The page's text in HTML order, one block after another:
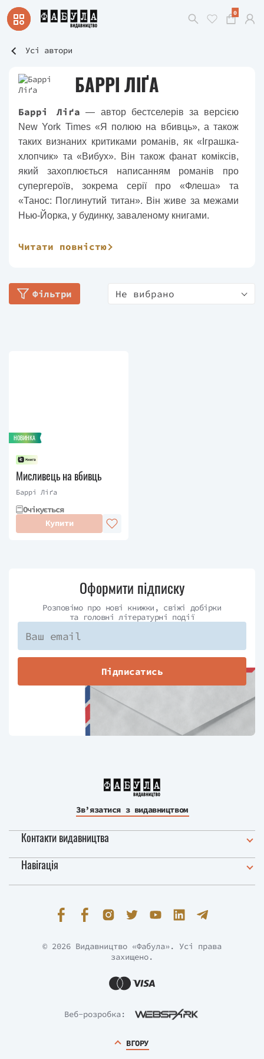
0
Усі автори
БАРРІ ЛІҐА
Баррі Ліґа — автор бестселерів за версією
New York Times «Я полюю на вбивць», а також
таких визнаних критиками романів, як «Іграшка-
хлопчик» та «Вибух». Він також фанат коміксів,
який захоплюється написанням романів про
супергероїв, зокрема серії про «Флеша» та
«Танос: Поглинутий титан». Він живе за межами
Нью-Йорка, у будинку, заваленому книгами.
2021 – Переможець у списку TAYSHAS Top 10,
Читати повністю
Фільтри Не вибрано
НОВИНКА
Мисливець на вбивць
Баррі Ліґа
Очікується
Купити
Оформити підписку
Розповімо про нові книжки, свіжі добірки
та головні літературні події
Підписатись
Зв’язатися з видавництвом
Контакти видавництва
Навігація
Веб-розробка:
© 2026 Видавництво «Фабула». Усі права
захищено.
ВГОРУ